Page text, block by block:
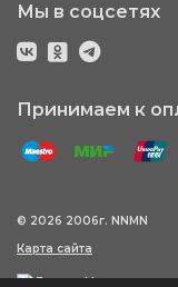
Мы в соцсетях
Принимаем к
© 2026 2006г. NNMN
Карта сайта